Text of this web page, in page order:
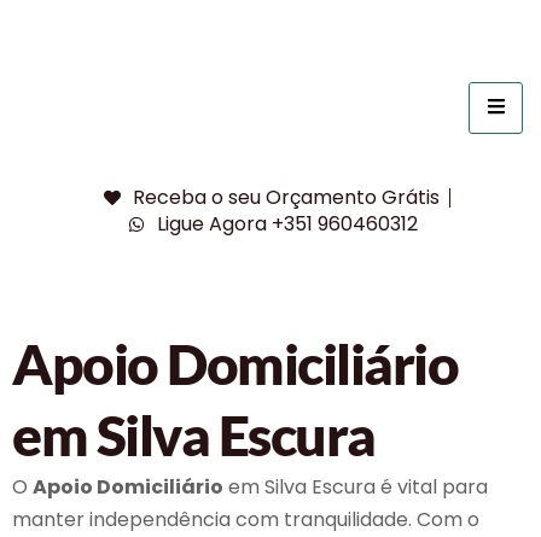
Receba o seu Orçamento Grátis
Ligue Agora +351 960460312
Apoio Domiciliário
em Silva Escura
O Apoio Domiciliário em Silva Escura é vital para
manter independência com tranquilidade. Com o